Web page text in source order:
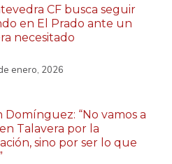
CF busca seguir
en El Prado ante un
necesitado
enero, 2026
Domínguez: “No vamos a
Talavera por la
sino por ser lo que